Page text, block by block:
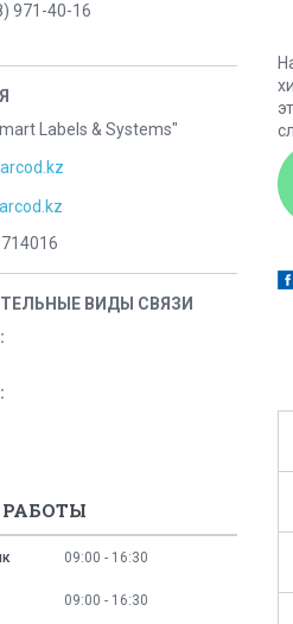
971-40-16
Labels & Systems"
09:00 16:30
09:00 16:30